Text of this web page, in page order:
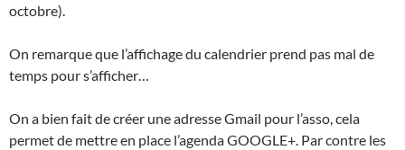
octobre).
On remarque que l’affichage du calendrier prend pas mal de
temps pour s’afficher…
On a bien fait de créer une adresse Gmail pour l’asso, cela
permet de mettre en place l’agenda GOOGLE+. Par contre les